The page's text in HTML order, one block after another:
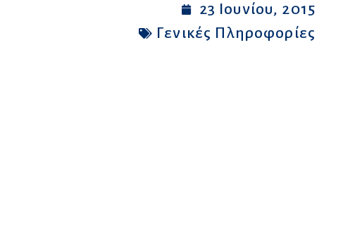
23 Ιουνίου, 2015
Γενικές Πληροφορίες